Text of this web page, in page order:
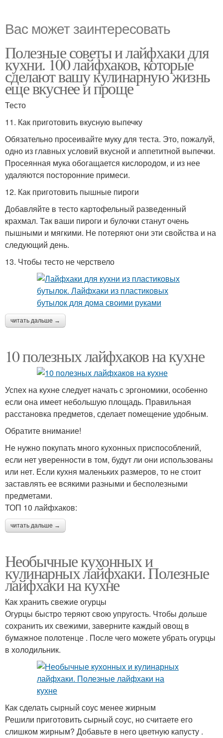
Вас может заинтересовать
Полезные советы и лайфхаки для
кухни. 100 лайфхаков, которые
сделают вашу кулинарную жизнь
еще вкуснее и проще
Тесто
11. Как приготовить вкусную выпечку
Обязательно просеивайте муку для теста. Это, пожалуй,
одно из главных условий вкусной и аппетитной выпечки.
Просеянная мука обогащается кислородом, и из нее
удаляются посторонние примеси.
12. Как приготовить пышные пироги
Добавляйте в тесто картофельный разведенный
крахмал. Так ваши пироги и булочки станут очень
пышными и мягкими. Не потеряют они эти свойства и на
следующий день.
13. Чтобы тесто не черствело
читать дальше →
10 полезных лайфхаков на кухне
Успех на кухне следует начать с эргономики, особенно
если она имеет небольшую площадь. Правильная
расстановка предметов, сделает помещение удобным.
Обратите внимание!
Не нужно покупать много кухонных приспособлений,
если нет уверенности в том, будут ли они использованы
или нет. Если кухня маленьких размеров, то не стоит
заставлять ее всякими разными и бесполезными
предметами.
ТОП 10 лайфхаков:
читать дальше →
Необычные кухонных и
кулинарных лайфхаки. Полезные
лайфхаки на кухне
Как хранить свежие огурцы
Огурцы быстро теряют свою упругость. Чтобы дольше
сохранить их свежими, заверните каждый овощ в
бумажное полотенце . После чего можете убрать огурцы
в холодильник.
Как сделать сырный соус менее жирным
Решили приготовить сырный соус, но считаете его
слишком жирным? Добавьте в него цветную капусту .